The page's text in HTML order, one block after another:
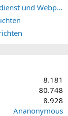
Synology DSM 7.2/7.3, Web Station 4, Webdienst und Webportal erstellen (ehemals vHost)
8.181
80.748
8.928
Ananonymous